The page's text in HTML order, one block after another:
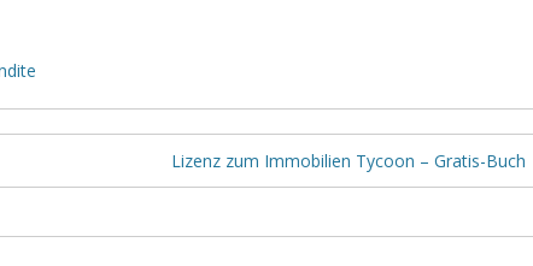
Lizenz zum Immobilien Tycoon – Gratis-Buch